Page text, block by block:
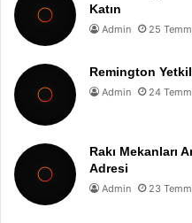
Katın
Admin 25
Remington
Admin 24
Rakı Mekanları
Adresi
Admin 23